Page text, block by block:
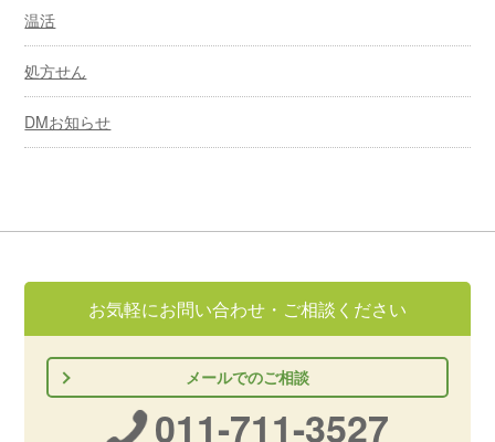
温活
処方せん
DMお知らせ
お気軽にお問い合わせ・ご相談ください
メールでのご相談
011-711-3527